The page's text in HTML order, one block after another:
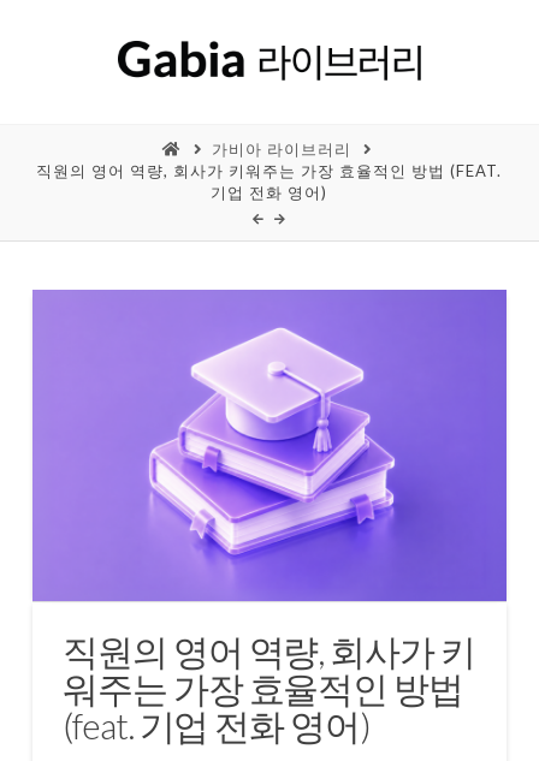
가비아 라이브러리
직원의 영어 역량, 회사가 키워주는 가장 효율적인 방법 (FEAT.
기업 전화 영어)
직원의 영어 역량, 회사가 키
워주는 가장 효율적인 방법
(feat. 기업 전화 영어)